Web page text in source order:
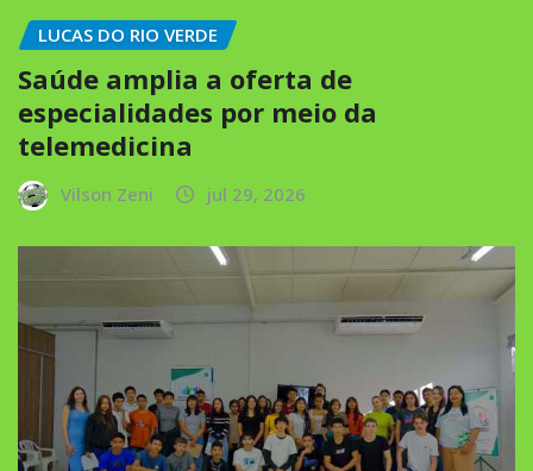
LUCAS DO RIO VERDE
Saúde amplia a oferta de
especialidades por meio da
telemedicina
Vilson Zeni jul 29, 2026